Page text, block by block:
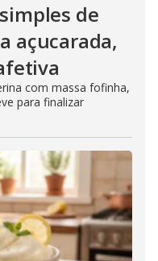
de
açucarada,
com massa fofinha,
para finalizar